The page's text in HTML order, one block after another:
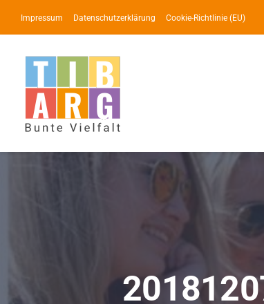
Inhalt
springen
Impressum Datenschutzerklärung Cookie-Richtlinie (EU)